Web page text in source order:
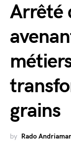
Arrêté
grains
by Rado